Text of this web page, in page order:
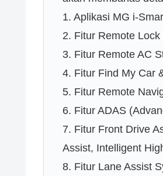
1. Aplikasi MG i-
2. Fitur Remote
3. Fitur Remote AC
4. Fitur Find My Car
5. Fitur Remote
6. Fitur ADAS
7. Fitur Front Drive
Assist, Intelligent
8. Fitur Lane Assist